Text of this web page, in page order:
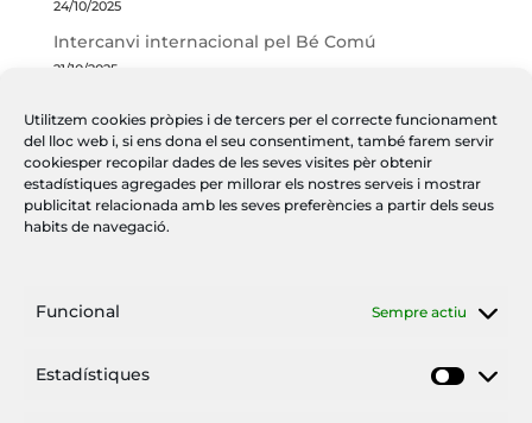
Utilitzem cookies pròpies i de tercers per el correcte funcionament
del lloc web i, si ens dona el seu consentiment, també farem servir
cookiesper recopilar dades de les seves visites pèr obtenir
estadístiques agregades per millorar els nostres serveis i mostrar
publicitat relacionada amb les seves preferències a partir dels seus
habits de navegació.
Funcional Sempre actiu
Estadístiques
24/10/2025
Intercanvi internacional pel Bé Comú
21/10/2025
CATEGORIES DEL BLOG
Amb ulls d'EBC(17)
EBC Girona(106)
EconGood Internacional
Girona, subscriu-te al nostre